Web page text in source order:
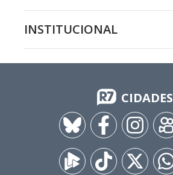
INSTITUCIONAL
CIDADES